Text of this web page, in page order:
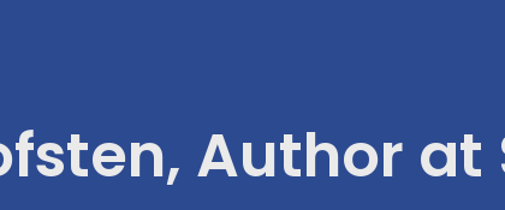
Author at